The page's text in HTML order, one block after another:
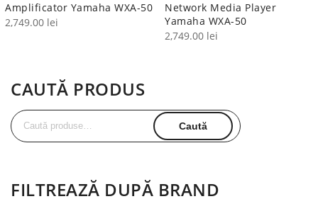
Amplificator Yamaha WXA-50
2,749.00 lei
Network Media Player
Yamaha WXA-50
2,749.00 lei
CAUTĂ PRODUS
Caută
după:
Caută
FILTREAZĂ DUPĂ BRAND